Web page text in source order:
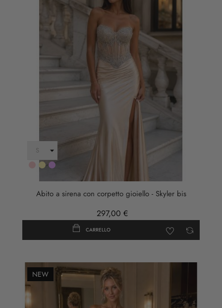
RosaOroLILLA
Abito a sirena con corpetto gioiello - Skyler bis
297,00 €
CARRELLO
NEW